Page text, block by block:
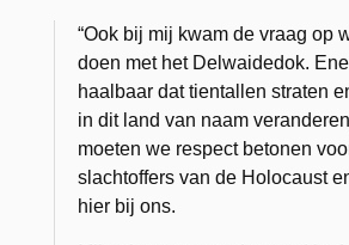
“Ook bij mij kwam de vraag op
doen met het Delwaidedok.
haalbaar dat tientallen straten
in dit land van naam
moeten we respect betonen
slachtoffers van de Holocaust
hier bij ons.